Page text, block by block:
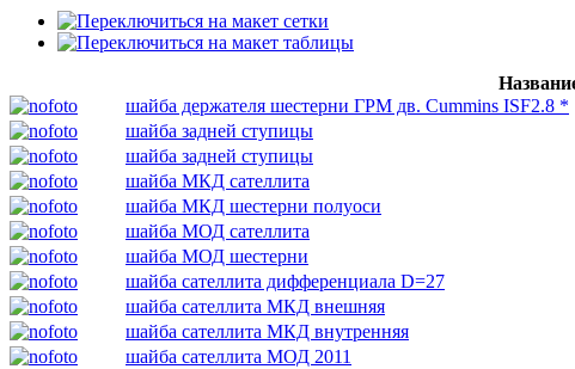
шайба держателя шестерни ГРМ дв. Cummins ISF2.8 *
шайба задней ступицы
шайба задней ступицы
шайба МКД сателлита
шайба МКД шестерни полуоси
шайба МОД сателлита
шайба МОД шестерни
шайба сателлита дифференциала D=27
шайба сателлита МКД внешняя
шайба сателлита МКД внутренняя
шайба сателлита МОД 2011